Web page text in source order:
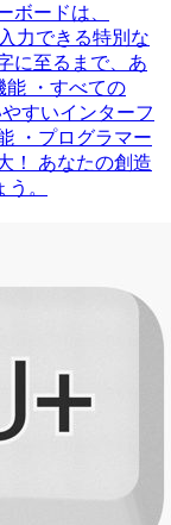
ボードは、
力できる特別な
に至るまで、あ
能 ・すべての
すいインターフ
・プログラマー
！ あなたの創造
。